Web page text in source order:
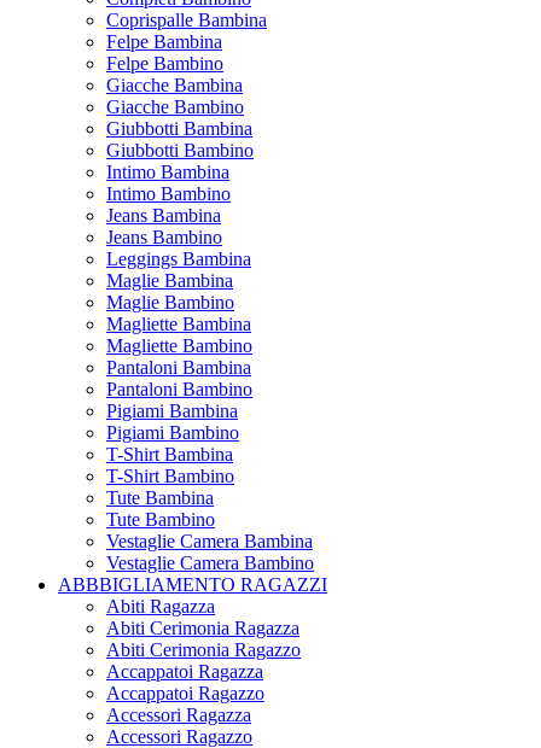
Coprispalle Bambina
Felpe Bambina
Felpe Bambino
Giacche Bambina
Giacche Bambino
Giubbotti Bambina
Giubbotti Bambino
Intimo Bambina
Intimo Bambino
Jeans Bambina
Jeans Bambino
Leggings Bambina
Maglie Bambina
Maglie Bambino
Magliette Bambina
Magliette Bambino
Pantaloni Bambina
Pantaloni Bambino
Pigiami Bambina
Pigiami Bambino
T-Shirt Bambina
T-Shirt Bambino
Tute Bambina
Tute Bambino
Vestaglie Camera Bambina
Vestaglie Camera Bambino
ABBBIGLIAMENTO RAGAZZI
Abiti Ragazza
Abiti Cerimonia Ragazza
Abiti Cerimonia Ragazzo
Accappatoi Ragazza
Accappatoi Ragazzo
Accessori Ragazza
Accessori Ragazzo